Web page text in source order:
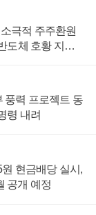
극적 주주환원
도체 호황 지속
풍력 프로젝트 동
령 내려
현금배당 실시,
공개 예정